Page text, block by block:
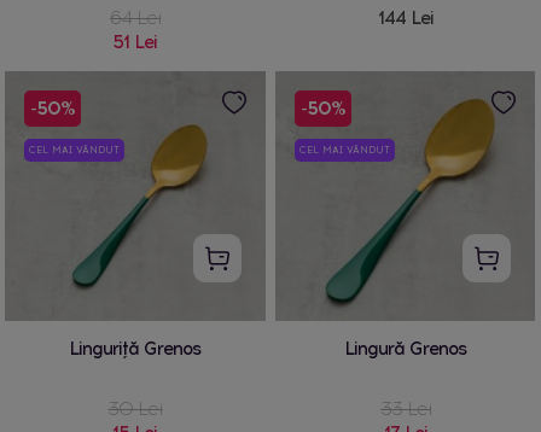
64 Lei
51 Lei
144 Lei
-50%
CEL MAI VÂNDUT
Linguriță Grenos
30 Lei
-50%
CEL MAI VÂNDUT
Lingură Grenos
33 Lei